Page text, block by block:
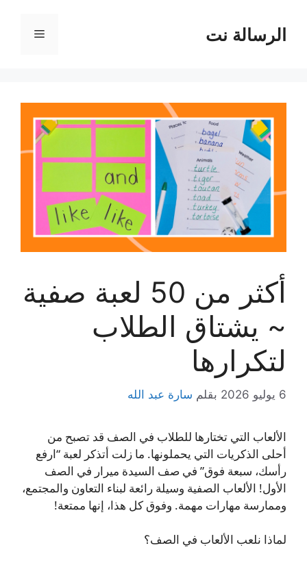
المحتوىالرسالة نت القائمة
أكثر من 50 لعبة صفية
~ يشتاق الطلاب
لتكرارها
6 يوليو 2026 بقلم سارة عبد الله
الألعاب التي تختارها للطلاب في الصف قد تصبح من
أحلى الذكريات التي يحملونها. ما زلت أتذكر لعبة “ارفع
رأسك، سبعة فوق” في صف السيدة ميرار في الصف
الأول! الألعاب الصفية وسيلة رائعة لبناء التعاون والمجتمع،
وممارسة مهارات مهمة. وفوق كل هذا، إنها ممتعة!
لماذا نلعب الألعاب في الصف؟